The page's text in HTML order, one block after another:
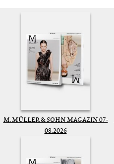
M. MÜLLER & SOHN MAGAZIN 07-
08.2026